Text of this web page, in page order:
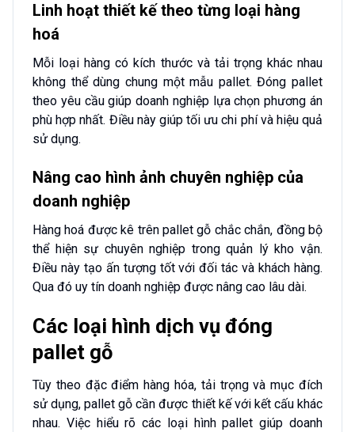
Linh hoạt thiết kế theo từng loại hàng
hoá
Mỗi loại hàng có kích thước và tải trọng khác nhau
không thể dùng chung một mẫu pallet. Đóng pallet
theo yêu cầu giúp doanh nghiệp lựa chọn phương án
phù hợp nhất. Điều này giúp tối ưu chi phí và hiệu quả
sử dụng.
Nâng cao hình ảnh chuyên nghiệp của
doanh nghiệp
Hàng hoá được kê trên pallet gỗ chắc chắn, đồng bộ
thể hiện sự chuyên nghiệp trong quản lý kho vận.
Điều này tạo ấn tượng tốt với đối tác và khách hàng.
Qua đó uy tín doanh nghiệp được nâng cao lâu dài.
Các loại hình dịch vụ đóng
pallet gỗ
Tùy theo đặc điểm hàng hóa, tải trọng và mục đích
sử dụng, pallet gỗ cần được thiết kế với kết cấu khác
nhau. Việc hiểu rõ các loại hình pallet giúp doanh